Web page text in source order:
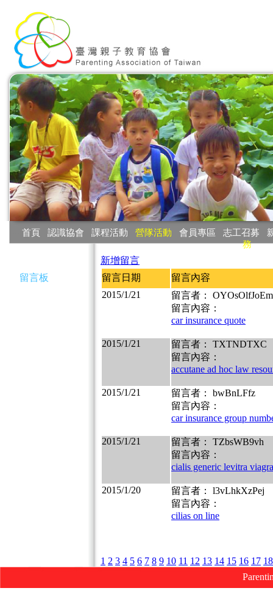
首頁 認識協會 課程活動 營隊活動 會員專區 志工召募
務
留言板
新增留言
留言日期
留言內容
2015/1/21
留言者：
留言內容：
car insurance quote
2015/1/21
留言者： TXTNDTXC
留言內容：
accutane ad hoc law
2015/1/21
留言者： bwBnLFfz
留言內容：
car insurance group
2015/1/21
留言者： TZbsWB9vh
留言內容：
cialis generic levitra viagra
2015/1/20
留言者： l3vLhkXzPej
留言內容：
cilias on line
1 2 3 4 5 6 7 8 9 10 11 12 13 14 15 16 17 18